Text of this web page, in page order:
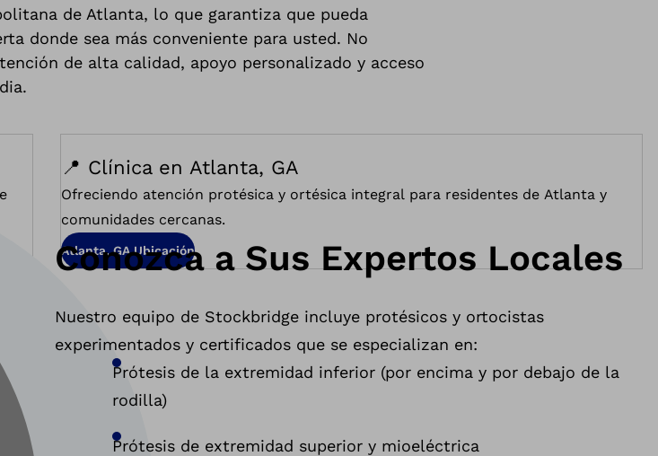
de Atlanta, lo que garantiza que pueda
donde sea más conveniente para usted. No
de alta calidad, apoyo personalizado y acceso
📍 Clínica en Atlanta, GA
Ofreciendo atención protésica y ortésica integral para residentes de Atlanta y
comunidades cercanas.
Atlanta, GA Ubicación
Conozca a Sus Expertos Locales
Nuestro equipo de Stockbridge incluye protésicos y ortocistas
experimentados y certificados que se especializan en:
Prótesis de la extremidad inferior (por encima y por debajo de la
rodilla)
Prótesis de extremidad superior y mioeléctrica